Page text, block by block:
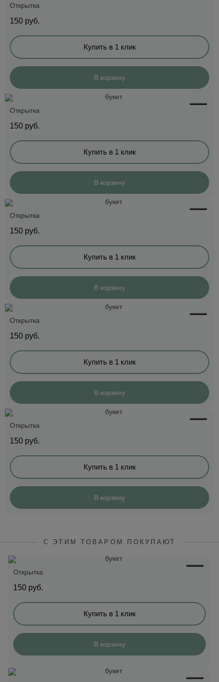
Открытка
150 руб.
Купить в 1 клик
В корзину
Открытка
150 руб.
Купить в 1 клик
В корзину
Открытка
150 руб.
Купить в 1 клик
В корзину
Открытка
150 руб.
Купить в 1 клик
В корзину
Открытка
150 руб.
Купить в 1 клик
В корзину
С ЭТИМ ТОВАРОМ ПОКУПАЮТ
Открытка
150 руб.
Купить в 1 клик
В корзину